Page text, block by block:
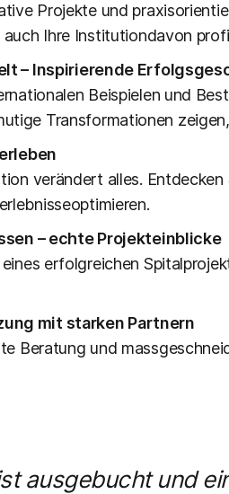
Projekte und
Ihre Institutiondavon
– Inspirierende
Beispielen und
Transformationen
verändert alles.
– echte Projekteinblicke
erfolgreichen
mit starken Partnern
Beratung und
ausgebucht und